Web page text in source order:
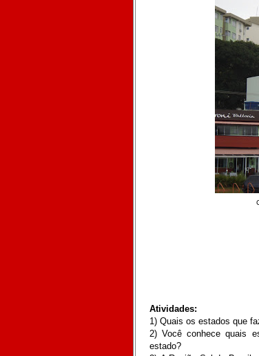
Atividades:
1) Quais os estados que
2) Você conhece quais
estado?